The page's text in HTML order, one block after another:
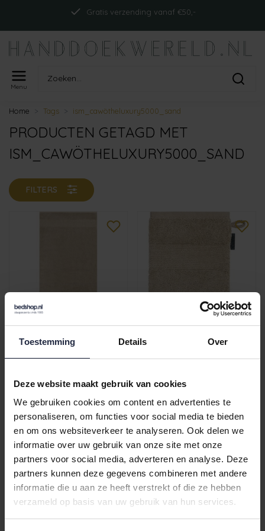
Toestemming Details Over
Deze website maakt gebruik van cookies
We gebruiken cookies om content en advertenties te
personaliseren, om functies voor social media te bieden
en om ons websiteverkeer te analyseren. Ook delen we
informatie over uw gebruik van onze site met onze
partners voor social media, adverteren en analyse. Deze
partners kunnen deze gegevens combineren met andere
informatie die u aan ze heeft verstrekt of die ze hebben
verzameld op basis van uw gebruik van hun services.
Gratis verzending vanaf €50,-
Menu
Home Tags ism_cawötheluxury5000_sand
PRODUCTEN GETAGD MET
ISM_CAWÖTHELUXURY5000_SAND
FILTERS
Cawö The Luxury 5000
Douchelaken 80x150
Cawö The Luxury 5000